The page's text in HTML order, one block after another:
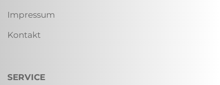
Impressum
Kontakt
SERVICE